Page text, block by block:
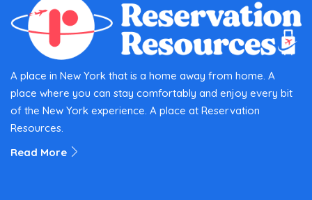
A place in New York that is a home away from home. A
place where you can stay comfortably and enjoy every bit
of the New York experience. A place at Reservation
Resources.
Read More